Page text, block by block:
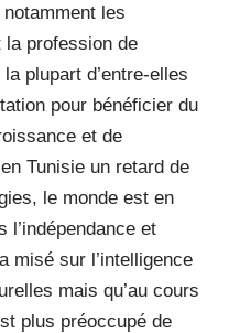
les
la profession de
plupart d’entre-elles
pour bénéficier du
et de
Tunisie un retard de
le monde est en
l’indépendance et
misé sur l’intelligence
mais qu’au cours
plus préoccupé de